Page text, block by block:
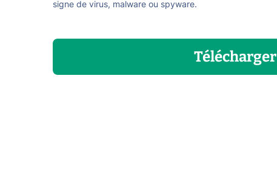
signe de virus, malware ou spyware.
Télécharger